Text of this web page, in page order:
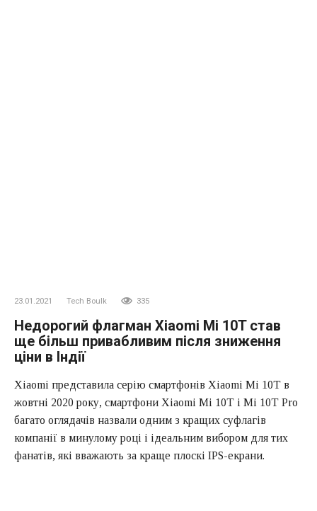
23.01.2021 Tech Boulk 335
Недорогий флагман Xiaomi Mi 10T став
ще більш привабливим після зниження
ціни в Індії
Xiaomi представила серію смартфонів Xiaomi Mi 10T в
жовтні 2020 року, смартфони Xiaomi Mi 10T і Mi 10T Pro
багато оглядачів назвали одним з кращих суфлагів
компанії в минулому році і ідеальним вибором для тих
фанатів, які вважають за краще плоскі IPS-екрани.